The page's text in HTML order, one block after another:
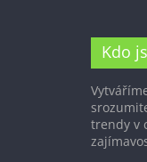
Kdo
trendy v